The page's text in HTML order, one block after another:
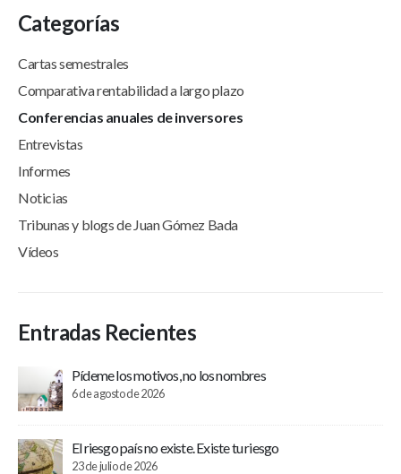
Categorías
Cartas semestrales
Comparativa rentabilidad a largo plazo
Conferencias anuales de inversores
Entrevistas
Informes
Noticias
Tribunas y blogs de Juan Gómez Bada
Vídeos
Entradas Recientes
Pídeme los motivos, no los nombres
6 de agosto de 2026
El riesgo país no existe. Existe tu riesgo
23 de julio de 2026